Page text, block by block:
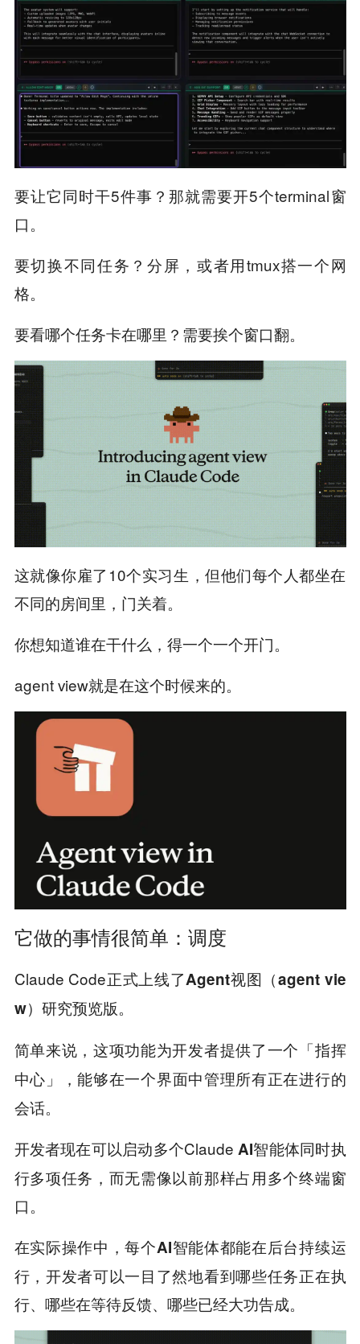
要让它同时干5件事？那就需要开5个terminal窗
口。
要切换不同任务？分屏，或者用tmux搭一个网
格。
要看哪个任务卡在哪里？需要挨个窗口翻。
这就像你雇了10个实习生，但他们每个人都坐在
不同的房间里，门关着。
你想知道谁在干什么，得一个一个开门。
agent view就是在这个时候来的。
它做的事情很简单：调度
Claude Code正式上线了Agent视图（agent vie
w） 研究预览版。
简单来说，这项功能为开发者提供了一个 「指挥
中心」
，能够在一个界面中管理所有正在进行的
会话。
开发者现在可以启动多个ClaudeAI智能体同时执
行多项任务，而无需像以前那样占用多个终端窗
口。
在实际操作中，每个AI智能体都能在后台持续运
行，开发者可以一目了然地看到哪些任务正在执
行、哪些在等待反馈、哪些已经大功告成。